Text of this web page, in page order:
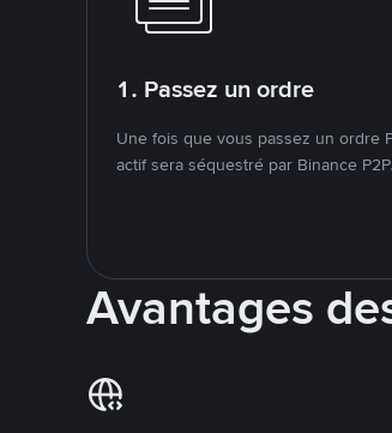
1. Passez un ordre
Une fois que vous passez un ordre
actif sera séquestré par Binance P2P.
Avantages